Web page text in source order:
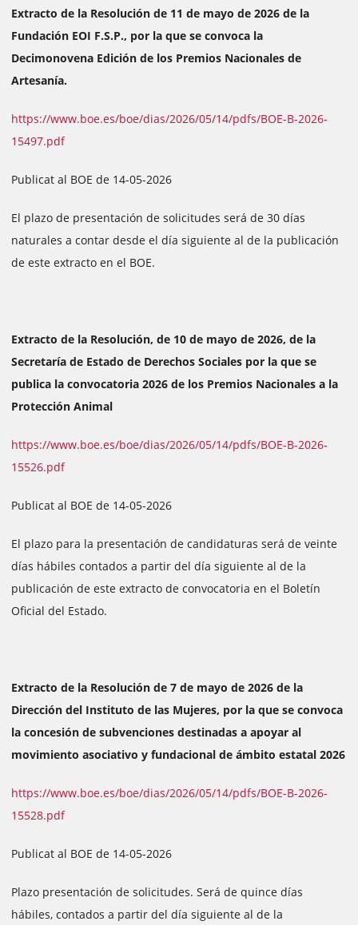
Extracto de la Resolución de 11 de mayo de 2026 de la
Fundación EOI F.S.P., por la que se convoca la
Decimonovena Edición de los Premios Nacionales de
Artesanía.
https://www.boe.es/boe/dias/2026/05/14/pdfs/BOE-B-2026-
15497.pdf
Publicat al BOE de 14-05-2026
El plazo de presentación de solicitudes será de 30 días
naturales a contar desde el día siguiente al de la publicación
de este extracto en el BOE.
Extracto de la Resolución, de 10 de mayo de 2026, de la
Secretaría de Estado de Derechos Sociales por la que se
publica la convocatoria 2026 de los Premios Nacionales a la
Protección Animal
https://www.boe.es/boe/dias/2026/05/14/pdfs/BOE-B-2026-
15526.pdf
Publicat al BOE de 14-05-2026
El plazo para la presentación de candidaturas será de veinte
días hábiles contados a partir del día siguiente al de la
publicación de este extracto de convocatoria en el Boletín
Oficial del Estado.
Extracto de la Resolución de 7 de mayo de 2026 de la
Dirección del Instituto de las Mujeres, por la que se convoca
la concesión de subvenciones destinadas a apoyar al
movimiento asociativo y fundacional de ámbito estatal 2026
https://www.boe.es/boe/dias/2026/05/14/pdfs/BOE-B-2026-
15528.pdf
Publicat al BOE de 14-05-2026
Plazo presentación de solicitudes. Será de quince días
hábiles, contados a partir del día siguiente al de la